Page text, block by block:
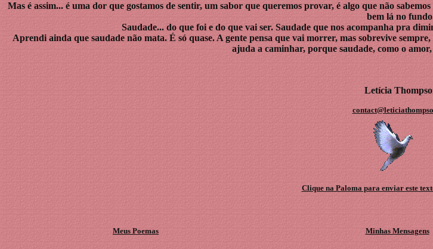
Mas é assim... é uma dor que gostamos de sentir, um sabor que queremos provar, é algo que não
bem lá no
Saudade... do que foi e do que vai ser. Saudade que nos acompanha pra
Aprendi ainda que saudade não mata. É só quase. A gente pensa que vai morrer, mas sobrevive
ajuda a caminhar, porque saudade, como o amor,
Letícia
Clique na Paloma para enviar este
Meus Poemas Minhas Mensagens